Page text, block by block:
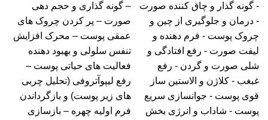
- گونه گذار و چاق کننده صورت
- درمان و جلوگیری از چین و
چروک پوست - فرم دهنده و
لیفت صورت - رفع افتادگی و
شلی صورت و گردن - رفع
غبغب - کلاژن و الاستین ساز
قوی پوست - جوانسازی سریع
پوست - شاداب و انرژی بخش
– گونه گذاری و حجم دهی
صورت – پر کردن چروک های
عمقی پوست – محرک افزایش
تنفس سلولی و بهبود دهنده
فعالیت های حیاتی پوست –
رفع لیپوآتروفی (تحلیل چربی
های زیر پوست) و بازگرداندن
فرم اولیه چهره – بازسازی